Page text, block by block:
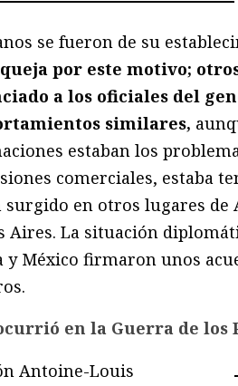
se fueron de su
por este motivo;
a los oficiales del
similares,
estaban los
comerciales, estaba
surgido en otros lugares de
Aires. La situación
y México firmaron unos
en la Guerra de los
Antoine-Louis